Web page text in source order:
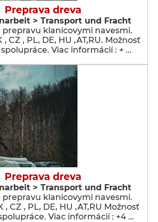
Preprava dreva
> Transport und Fracht
klanicovymi navesmi.
, CZ , PL, DE, HU ,AT,RU. Možnosť
Viac informácií : + …
Preprava dreva
> Transport und Fracht
klanicovymi navesmi.
, CZ , PL, DE, HU ,AT,RU Možnosť
Viac informácií : +4 …